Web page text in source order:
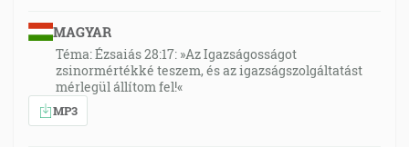
MAGYAR
Téma: Ézsaiás 28:17: »Az Igazságosságot
zsinormértékké teszem, és az igazságszolgáltatást
mérlegül állítom fel!«
MP3